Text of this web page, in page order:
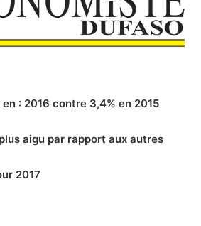
en : 2016 contre 3,4% en 2015
aigu par rapport aux autres
2017